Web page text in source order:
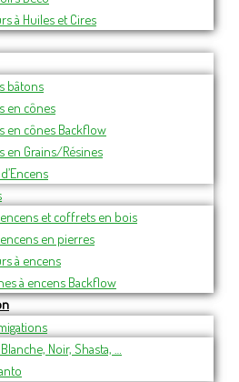
à Huiles et Cires
bâtons
en cônes
en cônes Backflow
en Grains/Résines
et coffrets en bois
en pierres
à encens
à encens Backflow
Noir, Shasta, …